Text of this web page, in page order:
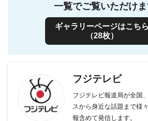
一覧でご覧いただけま
ギャラリーページはこちら
（28枚）
フジテレビ
フジテレビ報道局が全国
スから身近な話題まで様
報含めて発信します。